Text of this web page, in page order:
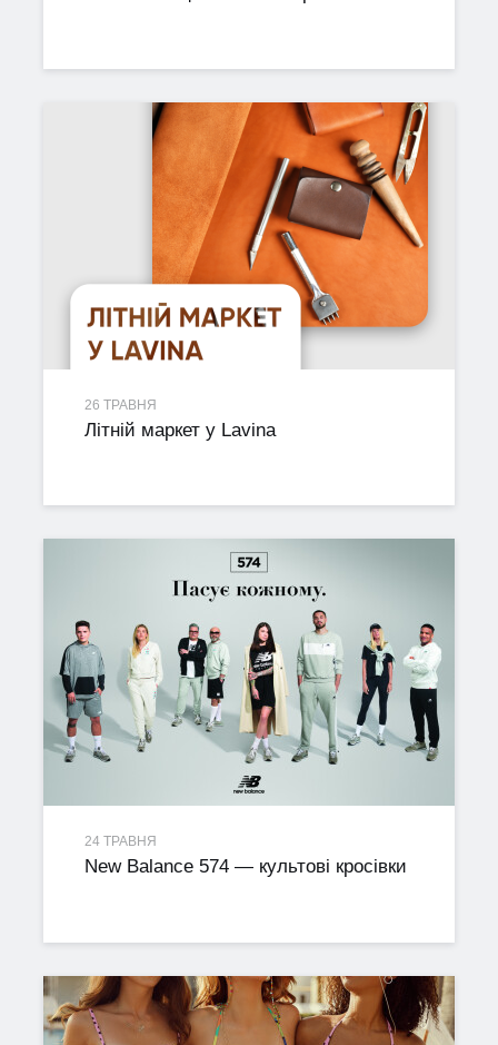
26 ТРАВНЯ
Літній маркет у Lavina
24 ТРАВНЯ
New Balance 574 — культові кросівки